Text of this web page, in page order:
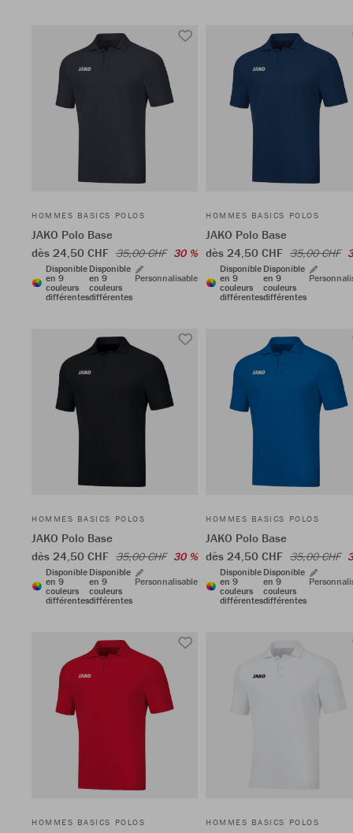
HOMMES BASICS POLOS
JAKO Polo Base
dès 24,50 CHF 35,00 CHF 30 %
Disponible
en 9
couleurs
différentes
Disponible
en 9
couleurs
différentes
Personnalisable
HOMMES BASICS POLOS
JAKO Polo Base
dès 24,50 CHF 35,00 CHF
Disponible
en 9
couleurs
différentes
Disponible
en 9
couleurs
différentes
HOMMES BASICS POLOS
JAKO Polo Base
dès 24,50 CHF 35,00 CHF 30 %
Disponible
en 9
couleurs
différentes
Disponible
en 9
couleurs
différentes
Personnalisable
HOMMES BASICS POLOS
JAKO Polo Base
dès 24,50 CHF 35,00 CHF
Disponible
en 9
couleurs
différentes
Disponible
en 9
couleurs
différentes
HOMMES BASICS POLOS HOMMES BASICS POLOS